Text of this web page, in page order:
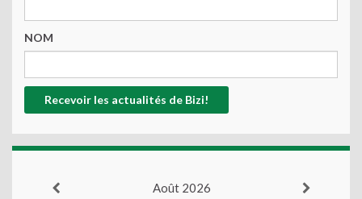
NOM
Août 2026